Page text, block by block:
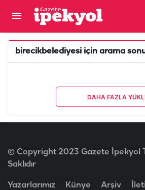
birecikbelediyesi için arama
DAHA FAZLA
© Copyright 2023 Gazete İpekyol
Saklıdır
Yazarlarımız Künye Arşiv